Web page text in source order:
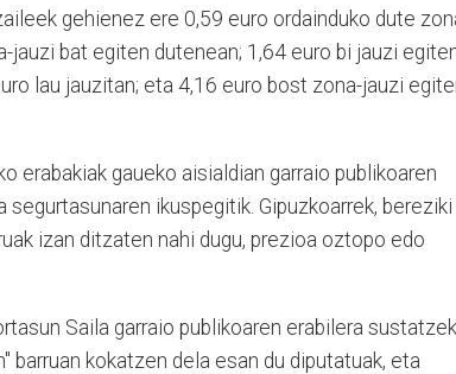
gehienez ere 0,59 euro ordainduko dute
jauzi bat egiten dutenean; 1,64 euro bi jauzi
lau jauzitan; eta 4,16 euro bost zona-jauzi
erabakiak gaueko aisialdian garraio publikoaren
ikuspegitik. Gipuzkoarrek, bereziki
izan ditzaten nahi dugu, prezioa oztopo edo
Saila garraio publikoaren erabilera
barruan kokatzen dela esan du diputatuak, eta